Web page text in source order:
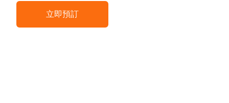
立即預訂